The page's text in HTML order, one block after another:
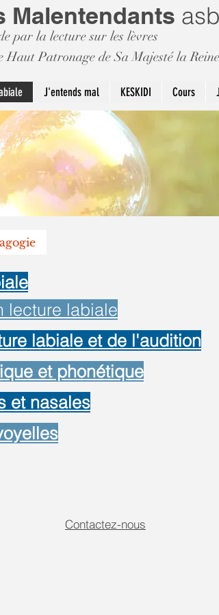
Malentendants
par la lecture sur les lèvres
Haut Patronage de Sa Majesté la Reine
J'entends mal KESKIDI Cours
lecture labiale
labiale et de l'audition
et phonétique
et nasales
Contactez-nous